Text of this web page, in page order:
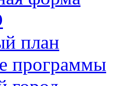
план
программы